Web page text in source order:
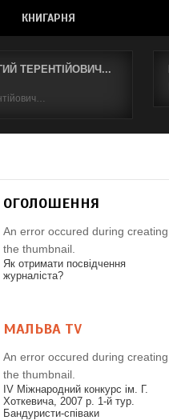
КНИГАРНЯ
ТЕРЕНТІЙОВИЧ...
ОГОЛОШЕННЯ
An error occured during creating
the thumbnail.
Як отримати посвідчення
журналіста?
МАЛЬВА TV
An error occured during creating
the thumbnail.
IV Міжнародний конкурс ім. Г.
Хоткевича, 2007 р. 1-й тур.
Бандуристи-співаки